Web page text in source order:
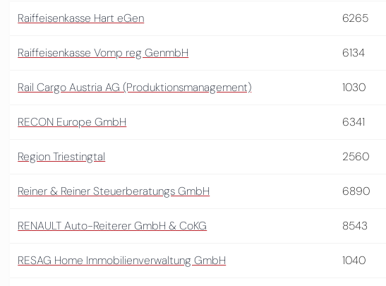
Raiffeisenkasse Hart eGen 6265
Raiffeisenkasse Vomp reg GenmbH 6134
Rail Cargo Austria AG (Produktionsmanagement) 1030
RECON Europe GmbH 6341
Region Triestingtal 2560
Reiner & Reiner Steuerberatungs GmbH 6890
RENAULT Auto-Reiterer GmbH & CoKG 8543
RESAG Home Immobilienverwaltung GmbH 1040